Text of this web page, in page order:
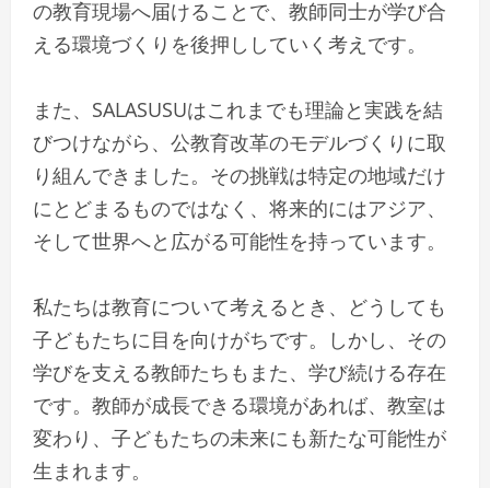
の教育現場へ届けることで、教師同士が学び合
える環境づくりを後押ししていく考えです。
また、SALASUSUはこれまでも理論と実践を結
びつけながら、公教育改革のモデルづくりに取
り組んできました。その挑戦は特定の地域だけ
にとどまるものではなく、将来的にはアジア、
そして世界へと広がる可能性を持っています。
私たちは教育について考えるとき、どうしても
子どもたちに目を向けがちです。しかし、その
学びを支える教師たちもまた、学び続ける存在
です。教師が成長できる環境があれば、教室は
変わり、子どもたちの未来にも新たな可能性が
生まれます。